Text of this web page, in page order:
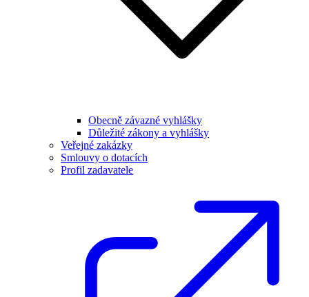
Obecně závazné vyhlášky
Důležité zákony a vyhlášky
Veřejné zakázky
Smlouvy o dotacích
Profil zadavatele